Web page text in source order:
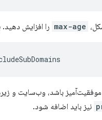
max-age را افزایش دهید.
باشد، وب‌سایت و
نیز باید اضافه شود.